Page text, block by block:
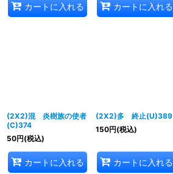
カートに入れる カートに入れる
(2X2)混 炎樹族の使者
(C)374
50円(税込)
カートに入れる
(2X2)多 終止(U)389
150円(税込)
カートに入れる